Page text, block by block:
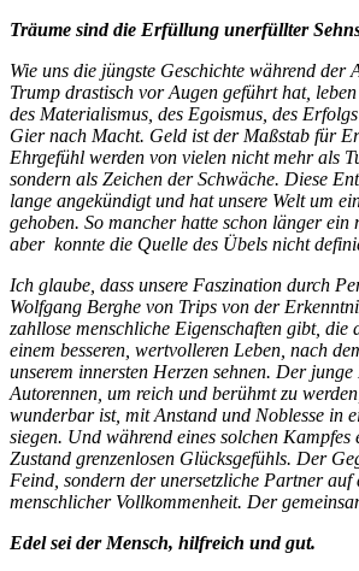
Träume sind die Erfüllung unerfüllter
Wie uns die jüngste Geschichte während der
Trump drastisch vor Augen geführt hat,
des Materialismus, des Egoismus, des
Gier nach Macht. Geld ist der Maßstab für
Ehrgefühl werden von vielen nicht mehr als
sondern als Zeichen der Schwäche. Diese
lange angekündigt und hat unsere Welt um
gehoben. So mancher hatte schon länger ein
aber konnte die Quelle des Übels nicht
Ich glaube, dass unsere Faszination durch
Wolfgang Berghe von Trips von der
zahllose menschliche Eigenschaften gibt, die
einem besseren, wertvolleren Leben, nach
unserem innersten Herzen sehnen. Der
Autorennen, um reich und berühmt zu
wunderbar ist, mit Anstand und Noblesse in
siegen. Und während eines solchen Kampfes
Zustand grenzenlosen Glücksgefühls. Der
Feind, sondern der unersetzliche Partner auf
menschlicher Vollkommenheit. Der
Edel sei der Mensch, hilfreich und gut.